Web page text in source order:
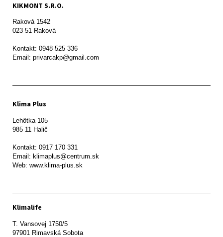
KIKMONT S.R.O.
Raková 1542
023 51 Raková
Kontakt: 0948 525 336
Email: privarcakp@gmail.com
Klima Plus
Lehôtka 105
985 11 Halič
Kontakt: 0917 170 331
Email: klimaplus@centrum.sk
Klimalife
T. Vansovej 1750/5
97901 Rimavská Sobota